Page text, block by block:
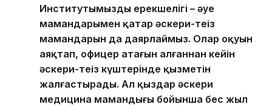
Институтымыздың ерекшелігі – әуе
мамандарымен қатар әскери-теңіз
мамандарын да даярлаймыз. Олар оқуын
аяқтап, офицер атағын алғаннан кейін
әскери-теңіз күштерінде қызметін
жалғастырады. Ал қыздар әскери
медицина мамандығы бойынша бес жыл